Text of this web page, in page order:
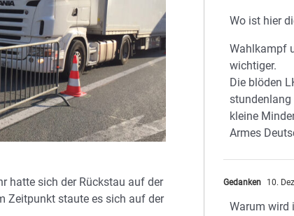
hatte sich der Rückstau auf der
Zeitpunkt staute es sich auf der
Wo ist hier
Wahlkampf
wichtiger.
Die blöden
stundenlang
kleine
Armes
Gedanken 10.
Warum wird